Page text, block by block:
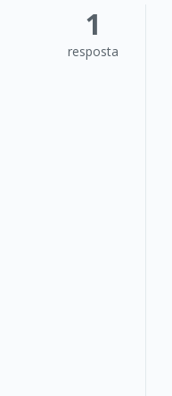
1
resposta